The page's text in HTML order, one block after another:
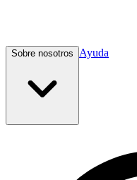
Sobre nosotros Ayuda